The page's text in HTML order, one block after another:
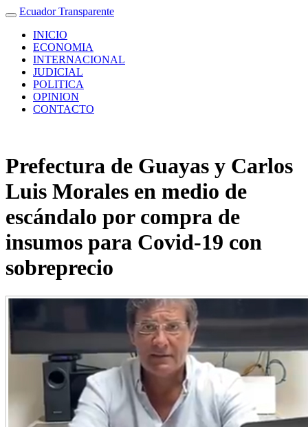
Ecuador Transparente
INICIO
ECONOMIA
INTERNACIONAL
JUDICIAL
POLITICA
OPINION
CONTACTO
Prefectura de Guayas y Carlos
Luis Morales en medio de
escándalo por compra de
insumos para Covid-19 con
sobreprecio